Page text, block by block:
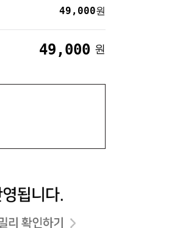
49,000원
49,000 원